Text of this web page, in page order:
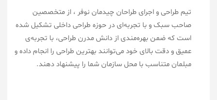
تیم طراحی و اجرای طراحان چیدمان نوفر ، از متخصصین
صاحب سبک و با تجربه‌ای در حوزه طراحی داخلی تشکیل شده
است که ضمن بهره‌مندی از دانش مدرن طراحی، با تجربه‌ی
عمیق و دقت بالای خود می‌توانند بهترین طراحی را انجام داده و
مبلمان متناسب با محل سازمان شما را پیشنهاد دهند.